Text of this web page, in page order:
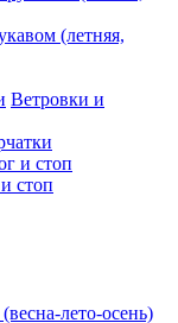
(летняя,
Ветровки и
стоп